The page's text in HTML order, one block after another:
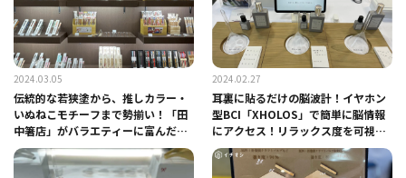
2024.03.05
伝統的な若狭塗から、推しカラー・
いぬねこモチーフまで勢揃い！「田
中箸店」がバラエティーに富んだ箸
を展示
2024.02.27
耳裏に貼るだけの脳波計！イヤホン
型BCI「XHOLOS」で簡単に脳情報
にアクセス！リラックス度を可視化
する技術とは？